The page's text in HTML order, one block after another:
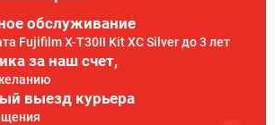
обслуживание
Fujifilm X-T30II Kit XC Silver до 3 лет
за наш счет,
выезд курьера